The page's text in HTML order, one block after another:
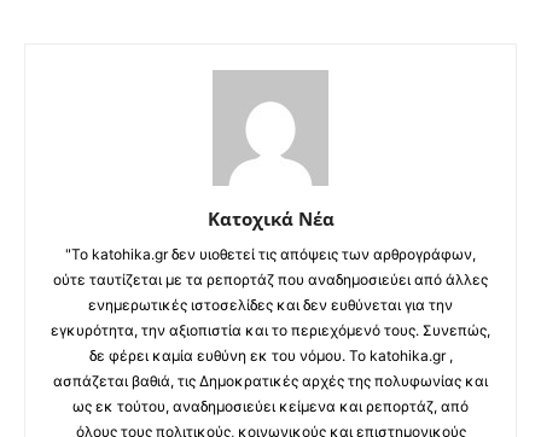
Κατοχικά Νέα
"Το katohika.gr δεν υιοθετεί τις απόψεις των αρθρογράφων,
ούτε ταυτίζεται με τα ρεπορτάζ που αναδημοσιεύει από άλλες
ενημερωτικές ιστοσελίδες και δεν ευθύνεται για την
εγκυρότητα, την αξιοπιστία και το περιεχόμενό τους. Συνεπώς,
δε φέρει καμία ευθύνη εκ του νόμου. Το katohika.gr ,
ασπάζεται βαθιά, τις Δημοκρατικές αρχές της πολυφωνίας και
ως εκ τούτου, αναδημοσιεύει κείμενα και ρεπορτάζ, από
όλους τους πολιτικούς, κοινωνικούς και επιστημονικούς